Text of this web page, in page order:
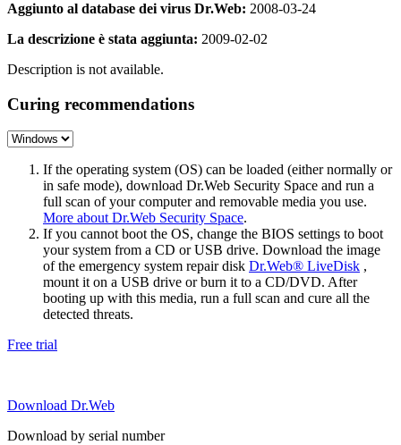
Aggiunto al database dei virus Dr.Web: 2008-03-24
La descrizione è stata aggiunta: 2009-02-02
Description is not available.
Curing recommendations
If the operating system (OS) can be loaded (either normally or
in safe mode), download Dr.Web Security Space and run a
full scan of your computer and removable media you use.
More about Dr.Web Security Space.
If you cannot boot the OS, change the BIOS settings to boot
your system from a CD or USB drive. Download the image
of the emergency system repair disk Dr.Web® LiveDisk ,
mount it on a USB drive or burn it to a CD/DVD. After
booting up with this media, run a full scan and cure all the
detected threats.
Free trial
Download Dr.Web
Download by serial number